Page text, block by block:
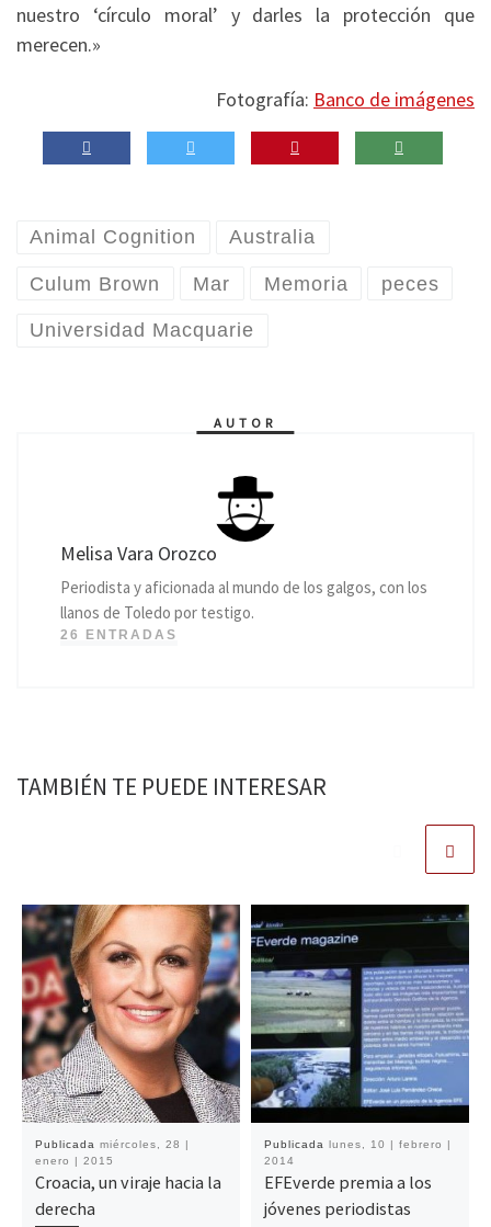
nuestro ‘círculo moral’ y darles la protección que
merecen.»
Fotografía: Banco de imágenes
Animal Cognition Australia
Culum Brown Mar Memoria peces
Universidad Macquarie
AUTOR
Melisa Vara Orozco
Periodista y aficionada al mundo de los galgos, con los
llanos de Toledo por testigo.
26 ENTRADAS
TAMBIÉN TE PUEDE INTERESAR
Publicada miércoles, 28 |
enero | 2015
Croacia, un viraje hacia la
derecha
Publicada lunes, 10 | febrero |
2014
EFEverde premia a los
jóvenes periodistas